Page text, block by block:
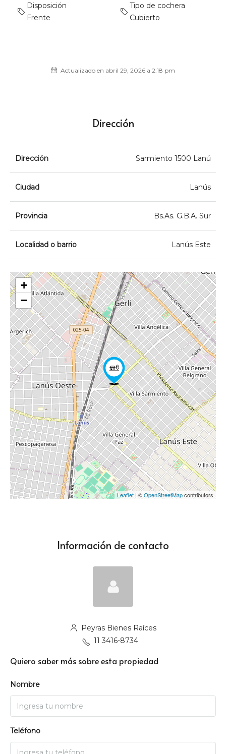
Disposición
Frente
Tipo de cochera
Cubierto
Actualizado en abril 29, 2026 a 2:18 pm
Dirección
Dirección Sarmiento 1500 Lanú
Ciudad Lanús
Provincia Bs.As. G.B.A. Sur
Localidad o barrio Lanús Este
+
−
Leaflet| ©OpenStreetMapcontributors
Información de contacto
Peyras Bienes Raíces
11 3416-8734
Quiero saber más sobre esta propiedad
Nombre
Teléfono